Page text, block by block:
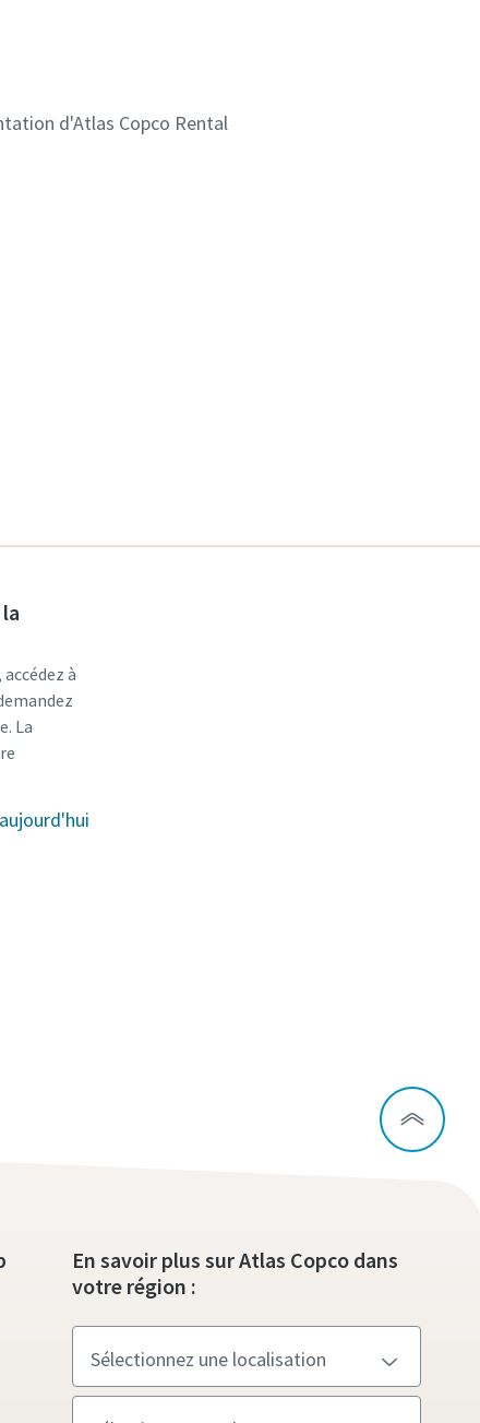
d'Atlas Copco Rental
à
La
En savoir plus sur Atlas Copco dans
votre région :